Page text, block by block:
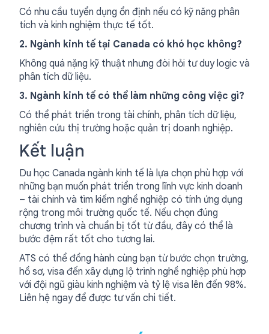
Có nhu cầu tuyển dụng ổn định nếu có kỹ năng phân
tích và kinh nghiệm thực tế tốt.
2. Ngành kinh tế tại Canada có khó học không?
Không quá nặng kỹ thuật nhưng đòi hỏi tư duy logic và
phân tích dữ liệu.
3. Ngành kinh tế có thể làm những công việc gì?
Có thể phát triển trong tài chính, phân tích dữ liệu,
nghiên cứu thị trường hoặc quản trị doanh nghiệp.
Kết luận
Du học Canada ngành kinh tế là lựa chọn phù hợp với
những bạn muốn phát triển trong lĩnh vực kinh doanh
– tài chính và tìm kiếm nghề nghiệp có tính ứng dụng
rộng trong môi trường quốc tế. Nếu chọn đúng
chương trình và chuẩn bị tốt từ đầu, đây có thể là
bước đệm rất tốt cho tương lai.
ATS có thể đồng hành cùng bạn từ bước chọn trường,
hồ sơ, visa đến xây dựng lộ trình nghề nghiệp phù hợp
với đội ngũ giàu kinh nghiệm và tỷ lệ visa lên đến 98%.
Liên hệ ngay để được tư vấn chi tiết.